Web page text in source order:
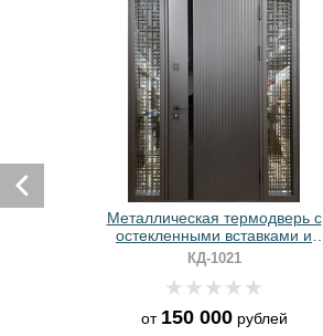
Металлическая термодверь с
остекленными вставками и
лазерной резкой (отделка –
серый МДФ RAL с черной
полосой)
КД-1021
от 150 000рублей